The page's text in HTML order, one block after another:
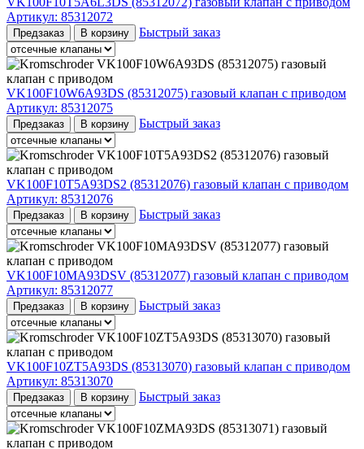
Артикул: 85312072
Предзаказ В корзину Быстрый заказ
VK100F10W6A93DS (85312075) газовый клапан с приводом
Артикул: 85312075
Предзаказ В корзину Быстрый заказ
VK100F10T5A93DS2 (85312076) газовый клапан с приводом
Артикул: 85312076
Предзаказ В корзину Быстрый заказ
VK100F10MA93DSV (85312077) газовый клапан с приводом
Артикул: 85312077
Предзаказ В корзину Быстрый заказ
VK100F10ZT5A93DS (85313070) газовый клапан с приводом
Артикул: 85313070
Предзаказ В корзину Быстрый заказ